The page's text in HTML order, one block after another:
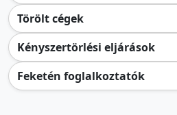
Törölt cégek
Kényszertörlési eljárások
Feketén foglalkoztatók